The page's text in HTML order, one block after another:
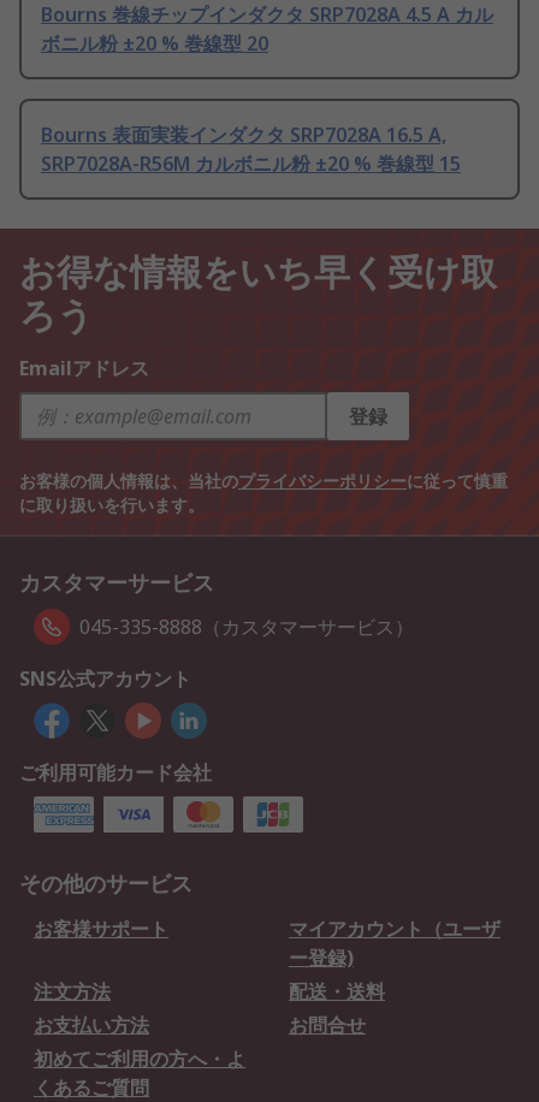
Bourns 巻線チップインダクタ SRP7028A 4.5 A カル
ボニル粉 ±20 % 巻線型 20
Bourns 表面実装インダクタ SRP7028A 16.5 A,
SRP7028A-R56M カルボニル粉 ±20 % 巻線型 15
お得な情報をいち早く受け取
ろう
Emailアドレス
登録
お客様の個人情報は、当社のプライバシーポリシーに従って慎重
に取り扱いを行います。
カスタマーサービス
045-335-8888（カスタマーサービス）
SNS公式アカウント
ご利用可能カード会社
その他のサービス
お客様サポート
マイアカウント（ユーザ
ー登録)
注文方法
配送・送料
お支払い方法
お問合せ
初めてご利用の方へ・よ
くあるご質問